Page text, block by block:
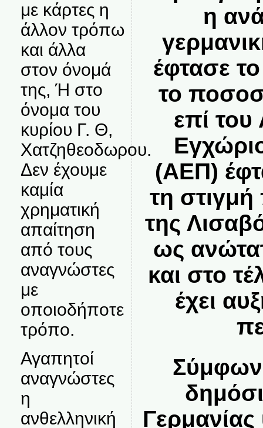
με κάρτες η
άλλον τρόπω
και άλλα
στον όνομά
της, Ή στο
όνομα του
κυρίου Γ. Θ,
Χατζηθεοδωρου.
Δεν έχουμε
καμία
χρηματική
απαίτηση
από τους
αναγνώστες
με
οποιοδήποτε
τρόπο.
Αγαπητοί
αναγνώστες
η
ανθελληνική
η
έφτασε
το
επί του
(ΑΕΠ)
τη
της
ως
και στο
έχει
Γερμανίας